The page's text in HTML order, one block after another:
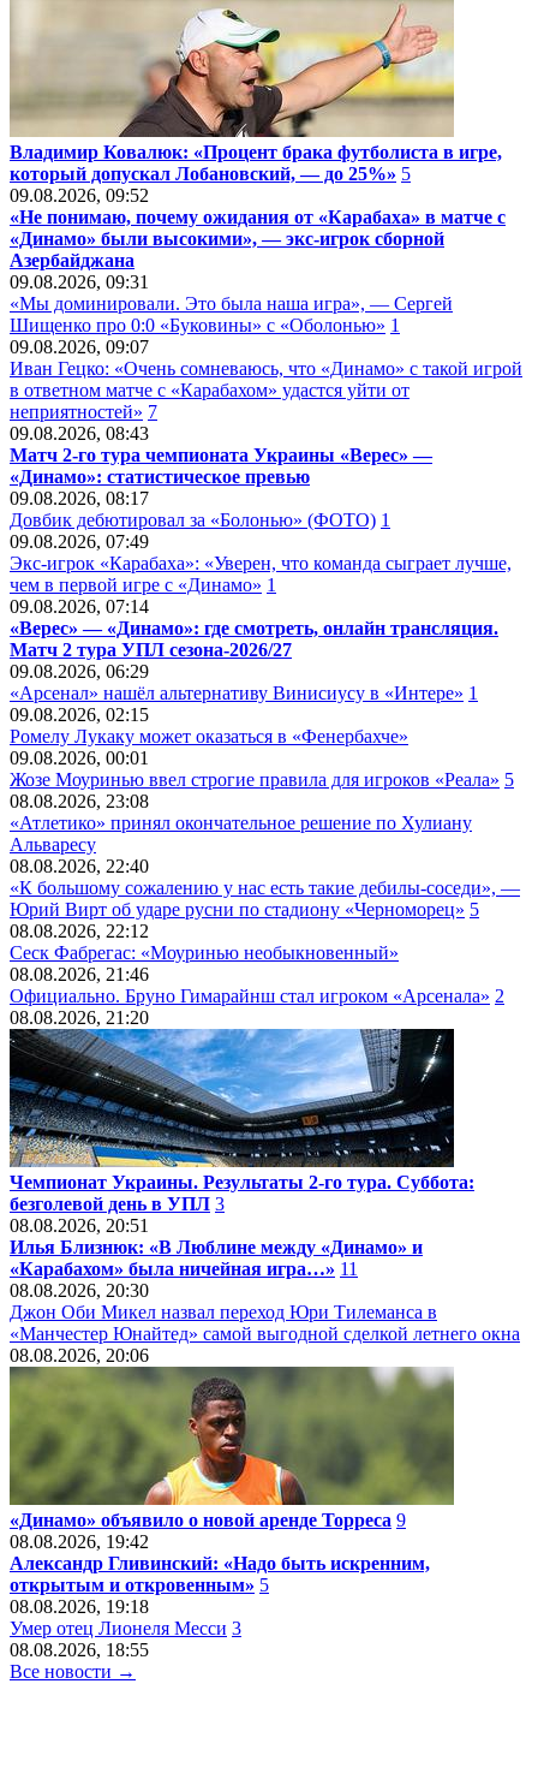
Владимир Ковалюк: «Процент брака футболиста в игре,
который допускал Лобановский, — до 25%» 5
09.08.2026, 09:52
«Не понимаю, почему ожидания от «Карабаха» в матче с
«Динамо» были высокими», — экс-игрок сборной
Азербайджана
09.08.2026, 09:31
«Мы доминировали. Это была наша игра», — Сергей
Шищенко про 0:0 «Буковины» с «Оболонью» 1
09.08.2026, 09:07
Иван Гецко: «Очень сомневаюсь, что «Динамо» с такой игрой
в ответном матче с «Карабахом» удастся уйти от
неприятностей» 7
09.08.2026, 08:43
Матч 2-го тура чемпионата Украины «Верес» —
«Динамо»: статистическое превью
09.08.2026, 08:17
Довбик дебютировал за «Болонью» (ФОТО) 1
09.08.2026, 07:49
Экс-игрок «Карабаха»: «Уверен, что команда сыграет лучше,
чем в первой игре с «Динамо» 1
09.08.2026, 07:14
«Верес» — «Динамо»: где смотреть, онлайн трансляция.
Матч 2 тура УПЛ сезона-2026/27
09.08.2026, 06:29
«Арсенал» нашёл альтернативу Винисиусу в «Интере» 1
09.08.2026, 02:15
Ромелу Лукаку может оказаться в «Фенербахче»
09.08.2026, 00:01
Жозе Моуринью ввел строгие правила для игроков «Реала» 5
08.08.2026, 23:08
«Атлетико» принял окончательное решение по Хулиану
Альваресу
08.08.2026, 22:40
«К большому сожалению у нас есть такие дебилы-соседи», —
Юрий Вирт об ударе русни по стадиону «Черноморец» 5
08.08.2026, 22:12
Сеск Фабрегас: «Моуринью необыкновенный»
08.08.2026, 21:46
Официально. Бруно Гимарайнш стал игроком «Арсенала» 2
08.08.2026, 21:20
Чемпионат Украины. Результаты 2-го тура. Суббота:
безголевой день в УПЛ 3
08.08.2026, 20:51
Илья Близнюк: «В Люблине между «Динамо» и
«Карабахом» была ничейная игра…» 11
08.08.2026, 20:30
Джон Оби Микел назвал переход Юри Тилеманса в
«Манчестер Юнайтед» самой выгодной сделкой летнего окна
08.08.2026, 20:06
«Динамо» объявило о новой аренде Торреса 9
08.08.2026, 19:42
Александр Гливинский: «Надо быть искренним,
открытым и откровенным» 5
08.08.2026, 19:18
Умер отец Лионеля Месси 3
08.08.2026, 18:55
Все новости →